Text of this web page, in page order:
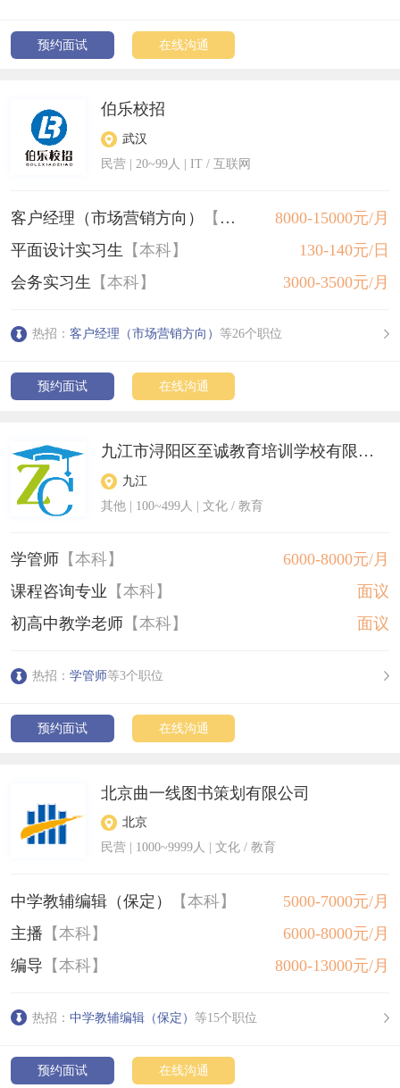
预约面试 在线沟通
伯乐校招
武汉
民营 | 20~99人 | IT / 互联网
客户经理（市场营销方向） 【本科】
8000-15000元/月
平面设计实习生 【本科】
130-140元/日
会务实习生 【本科】 3000-3500元/月
热招： 客户经理（市场营销方向） 等26个职位
预约面试 在线沟通
九江市浔阳区至诚教育培训学校有限公司
九江
其他 | 100~499人 | 文化 / 教育
学管师 【本科】
6000-8000元/月
课程咨询专业 【本科】
面议
初高中教学老师 【本科】 面议
热招： 学管师等3个职位
预约面试 在线沟通
北京曲一线图书策划有限公司
北京
民营 | 1000~9999人 | 文化 / 教育
中学教辅编辑（保定） 【本科】
5000-7000元/月
主播 【本科】
6000-8000元/月
编导 【本科】 8000-13000元/月
热招： 中学教辅编辑（保定） 等15个职位
预约面试 在线沟通